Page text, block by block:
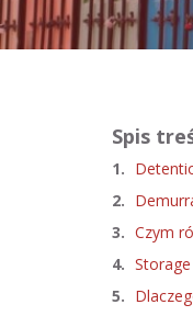
Spis
1.
2.
3. Czym
4.
5.